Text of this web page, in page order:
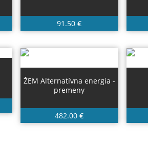
91.50 €
ŽEM Alternatívna energia -
premeny
482.00 €